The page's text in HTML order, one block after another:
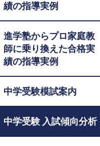
績の指導実例
進学塾からプロ家庭教
師に乗り換えた合格実
績の指導実例
中学受験模試案内
中学受験 入試傾向分析